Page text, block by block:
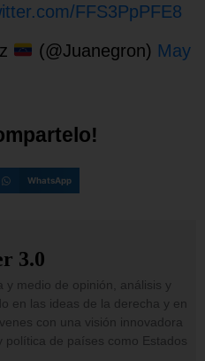
FFS3PpPFE8
(@Juanegron) May
mpartelo!
WhatsApp
3.0
y medio de opinión, análisis y
en las ideas de la derecha y en
con una visión innovadora
política de países como Estados